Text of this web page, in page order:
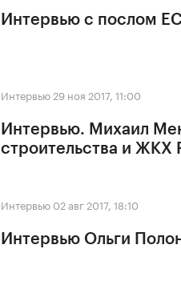
Интервью с послом ЕС
Интервью 29 ноя 2017, 11:00
Интервью. Михаил
строительства и ЖКХ
Интервью 02 авг 2017, 18:10
Интервью Ольги